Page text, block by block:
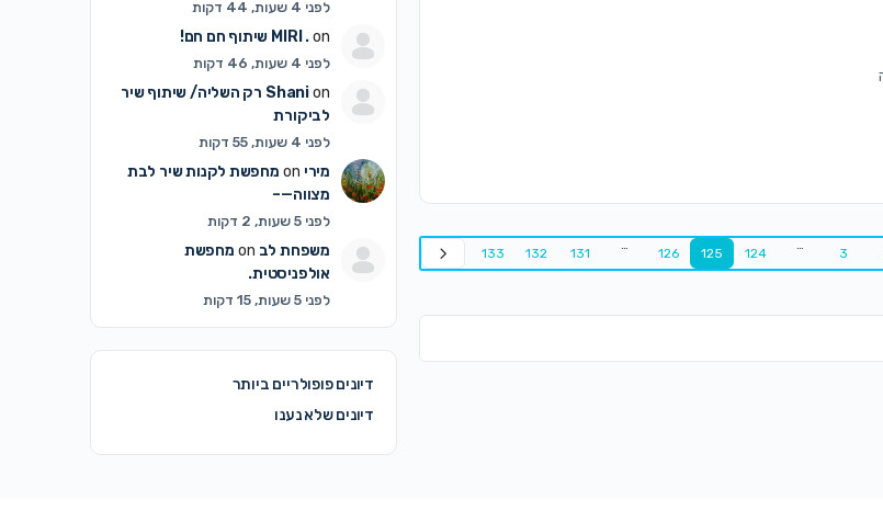
3
…
124
125
126
…
131
132
133
לפני 4 שעות, 44 דקות
MIRI .on שיתוף חם חם!
לפני 4 שעות, 46 דקות
Shanion
רק השליה/ שיתוף שיר
לביקורת
לפני 4 שעות, 55 דקות
מירי
מחפשת לקנות שיר לבת
מצווה—–
לפני 5 שעות, 2 דקות
משפחת לב
מחפשת
אולפניסטית.
לפני 5 שעות, 15 דקות
דיונים פופולריים ביותר
דיונים שלא נענו